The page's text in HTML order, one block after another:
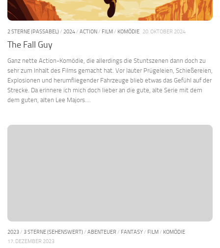
2 STERNE (PASSABEL)/ 2024/ ACTION/ FILM/ KOMÖDIE 20. OKTOBER 2024
The Fall Guy
Ganz nette Action-Komödie, die allerdings die Stuntszenen dann doch zu
sehr zum Inhalt des Films gemacht hat. Vor lauter Prügeleien, Schießereien,
Explosionen und herumfliegender Fahrzeuge blieb etwas das Gefühl auf der
Strecke. Da erinnere ich mich doch lieber an die gute, alte Serie mit dem
dem guten, alten Lee Majors....
2023/ 3 STERNE (SEHENSWERT)/ ABENTEUER / FANTASY/ FILM/ KOMÖDIE
17. DEZEMBER 2023